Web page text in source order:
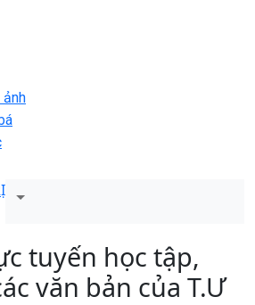
ảnh
tuyến học tập,
văn bản của T.Ư